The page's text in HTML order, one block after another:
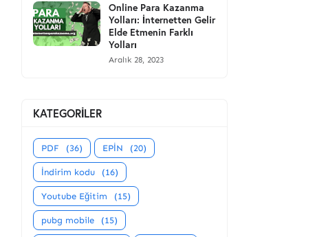
Online Para Kazanma
Yolları: İnternetten Gelir
Elde Etmenin Farklı
Yolları
Aralık 28, 2023
KATEGORİLER
PDF (36) EPİN (20)
İndirim kodu (16)
Youtube Eğitim (15)
pubg mobile (15)